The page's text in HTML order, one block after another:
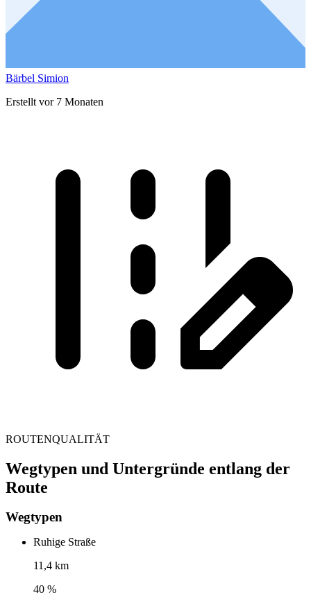
Bärbel Simion
Erstellt vor 7 Monaten
ROUTENQUALITÄT
Wegtypen und Untergründe entlang der
Route
Wegtypen
Ruhige Straße
11,4 km
40 %